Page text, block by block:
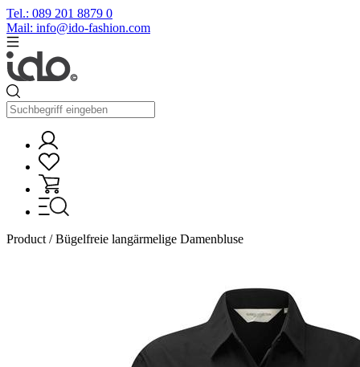
Tel.: 089 201 8879 0
Mail: info@ido-fashion.com
Product / Bügelfreie langärmelige Damenbluse